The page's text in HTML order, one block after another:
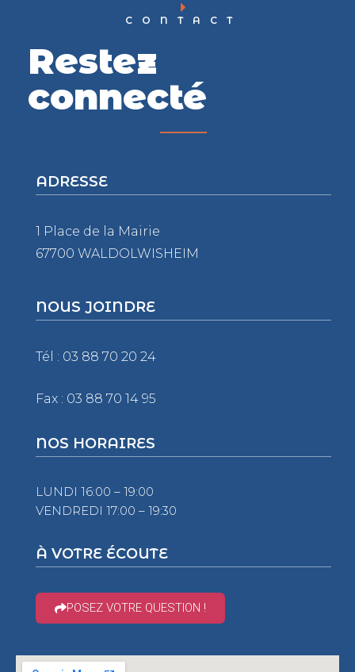
CONTACT
Restez
connecté
ADRESSE
1 Place de la Mairie
67700 WALDOLWISHEIM
NOUS JOINDRE
Tél : 03 88 70 20 24
Fax : 03 88 70 14 95
NOS HORAIRES
LUNDI 16:00 – 19:00
VENDREDI 17:00 – 19:30
À VOTRE ÉCOUTE
POSEZ VOTRE QUESTION !